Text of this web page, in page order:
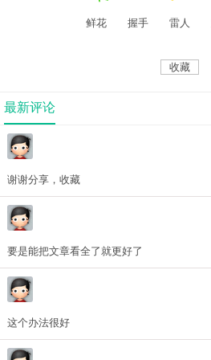
鲜花 握手 雷人
收藏
最新评论
谢谢分享，收藏
要是能把文章看全了就更好了
这个办法很好